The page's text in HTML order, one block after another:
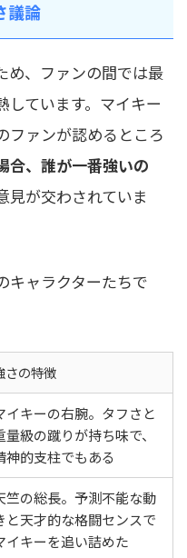
議論
め、ファンの間では最
しています。マイキー
ファンが認めるところ
合、誰が一番強いの
見が交わされていま
キャラクターたちで
さの特徴
イキーの右腕。タフさと
量級の蹴りが持ち味で、
神的支柱でもある
竺の総長。予測不能な動
と天才的な格闘センスで
イキーを追い詰めた